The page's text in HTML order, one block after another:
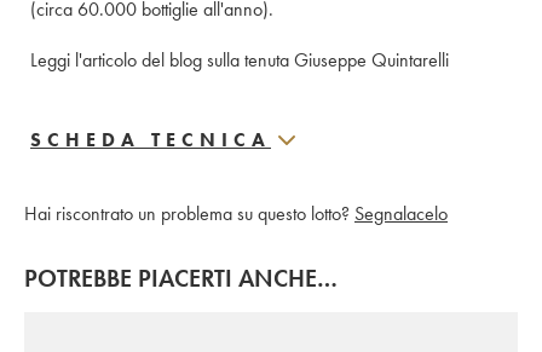
(circa 60.000 bottiglie all'anno).
Leggi l'articolo del blog sulla tenuta Giuseppe Quintarelli
SCHEDA TECNICA
Hai riscontrato un problema su questo lotto? Segnalacelo
POTREBBE PIACERTI ANCHE…